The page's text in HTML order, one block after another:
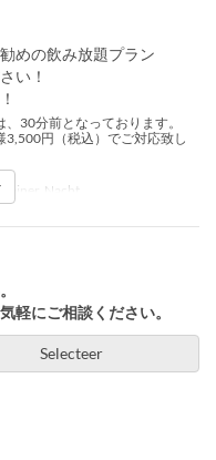
めの飲み放題プラン
い！
30分前となっております。
円（税込）でご対応致し
Diner, Nacht
軽にご相談ください。
Selecteer